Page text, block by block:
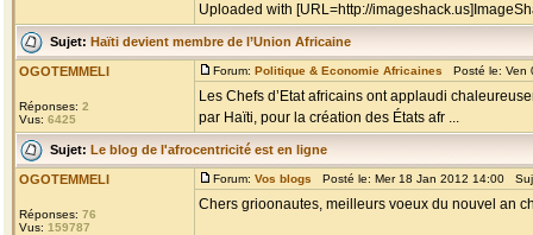
Uploaded with [URL=http://
Sujet: Haïti devient membre de l’Union Africaine
OGOTEMMELI
Réponses: 2
Vus: 6425
Forum: Politique & Economie Africaines Posté le: Ven
Les Chefs d’Etat africains ont applaudi
par Haïti, pour la création des États afr ...
Sujet: Le blog de l'afrocentricité est en ligne
OGOTEMMELI
Réponses: 76
Vus: 159787
Forum: Vos blogs Posté le: Mer 18 Jan 2012 14:00
Chers grioonautes, meilleurs voeux du nouvel an